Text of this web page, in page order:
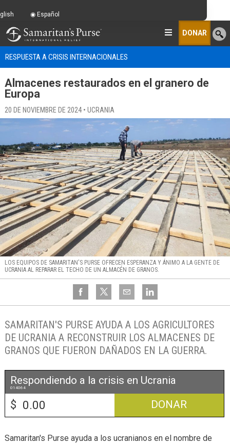
DONAR
RESPUESTA A CRISIS INTERNACIONALES
Almacenes restaurados en el granero de
Europa
20 DE NOVIEMBRE DE 2024 • UCRANIA
LOS EQUIPOS DE SAMARITAN'S PURSE OFRECEN ESPERANZA Y ÁNIMO A LA GENTE DE
UCRANIA AL REPARAR EL TECHO DE UN ALMACÉN DE GRANOS.
SAMARITAN'S PURSE AYUDA A LOS AGRICULTORES
DE UCRANIA A RECONSTRUIR LOS ALMACENES DE
GRANOS QUE FUERON DAÑADOS EN LA GUERRA.
Respondiendo a la crisis en Ucrania
014064
$ DONAR
Samaritan's Purse ayuda a los ucranianos en el nombre de
Español